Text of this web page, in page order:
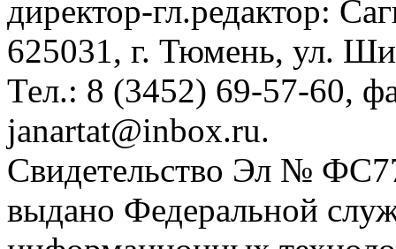
директор-гл.редактор:
625031, г. Тюмень, ул.
Тел.: 8 (3452) 69-57-60,
janartat@inbox.ru.
Свидетельство Эл №
выдано Федеральной